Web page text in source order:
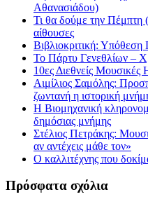
Αθανασιάδου)
Τι θα δούμε την Πέμπτη
αίθουσες
Βιβλιοκριτική:
Το Πάρτυ Γενεθλίων –
10ες Διεθνείς
Αιμίλιος Σαμόλης:
ζωντανή η ιστορική
Η Βιομηχανική
δημόσιας μνήμης
Στέλιος Πετράκης:
αν αντέχεις μάθε τον»
Ο καλλιτέχνης που
Πρόσφατα σχόλια